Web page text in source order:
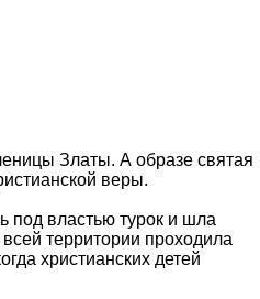
Златы. А образе святая
веры.
под властью турок и шла
территории проходила
христианских детей